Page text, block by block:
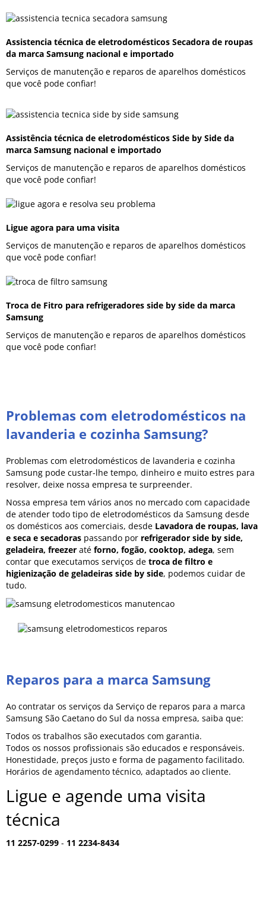
Assistencia técnica de eletrodomésticos Secadora de roupas
da marca Samsung nacional e importado
Serviços de manutenção e reparos de aparelhos domésticos
que você pode confiar!
Assistência técnica de eletrodomésticos Side by Side da
marca Samsung nacional e importado
Serviços de manutenção e reparos de aparelhos domésticos
que você pode confiar!
Ligue agora para uma visita
Serviços de manutenção e reparos de aparelhos domésticos
que você pode confiar!
Troca de Fitro para refrigeradores side by side da marca
Samsung
Serviços de manutenção e reparos de aparelhos domésticos
que você pode confiar!
Problemas com eletrodomésticos na
lavanderia e cozinha Samsung?
Problemas com eletrodomésticos de lavanderia e cozinha
Samsung pode custar-lhe tempo, dinheiro e muito estres para
resolver, deixe nossa empresa te surpreender.
Nossa empresa tem vários anos no mercado com capacidade
de atender todo tipo de eletrodomésticos da Samsung desde
os domésticos aos comerciais, desde Lavadora de roupas, lava
e seca e secadoras passando por refrigerador side by side,
geladeira, freezer até forno, fogão, cooktop, adega, sem
contar que executamos serviços de troca de filtro e
higienização de geladeiras side by side, podemos cuidar de
tudo.
Reparos para a marca Samsung
Ao contratar os serviços da Serviço de reparos para a marca
Samsung São Caetano do Sul da nossa empresa, saiba que:
Todos os trabalhos são executados com garantia.
Todos os nossos profissionais são educados e responsáveis.
Honestidade, preços justo e forma de pagamento facilitado.
Horários de agendamento técnico, adaptados ao cliente.
Ligue e agende uma visita
técnica
11 2257-0299 - 11 2234-8434